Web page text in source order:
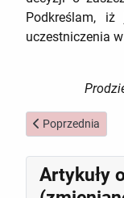
Podkreślam,
uczestniczenia
Poprzednia
Poprzednia
Artykuły